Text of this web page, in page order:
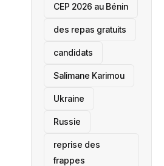
‎CEP 2026 au Bénin
des repas gratuits
candidats
Salimane Karimou
Ukraine
Russie
reprise des
frappes